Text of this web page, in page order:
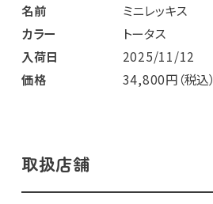
名前
ミニレッキス
カラー
トータス
入荷日
2025/11/12
価格
34,800円（税込）
取扱店舗